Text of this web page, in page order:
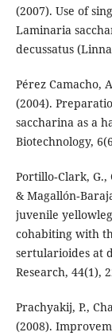
(2007). Use of
Laminaria
decussatus
Pérez Camacho,
(2004).
saccharina as a
Biotechnology,
Portillo‐Clark, G.,
&
juvenile
cohabiting with
sertularioides at
Research, 44(1),
Prachyakij, P.,
(2008).